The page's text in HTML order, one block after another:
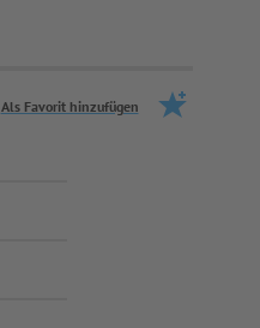
Als Favorit hinzufügen